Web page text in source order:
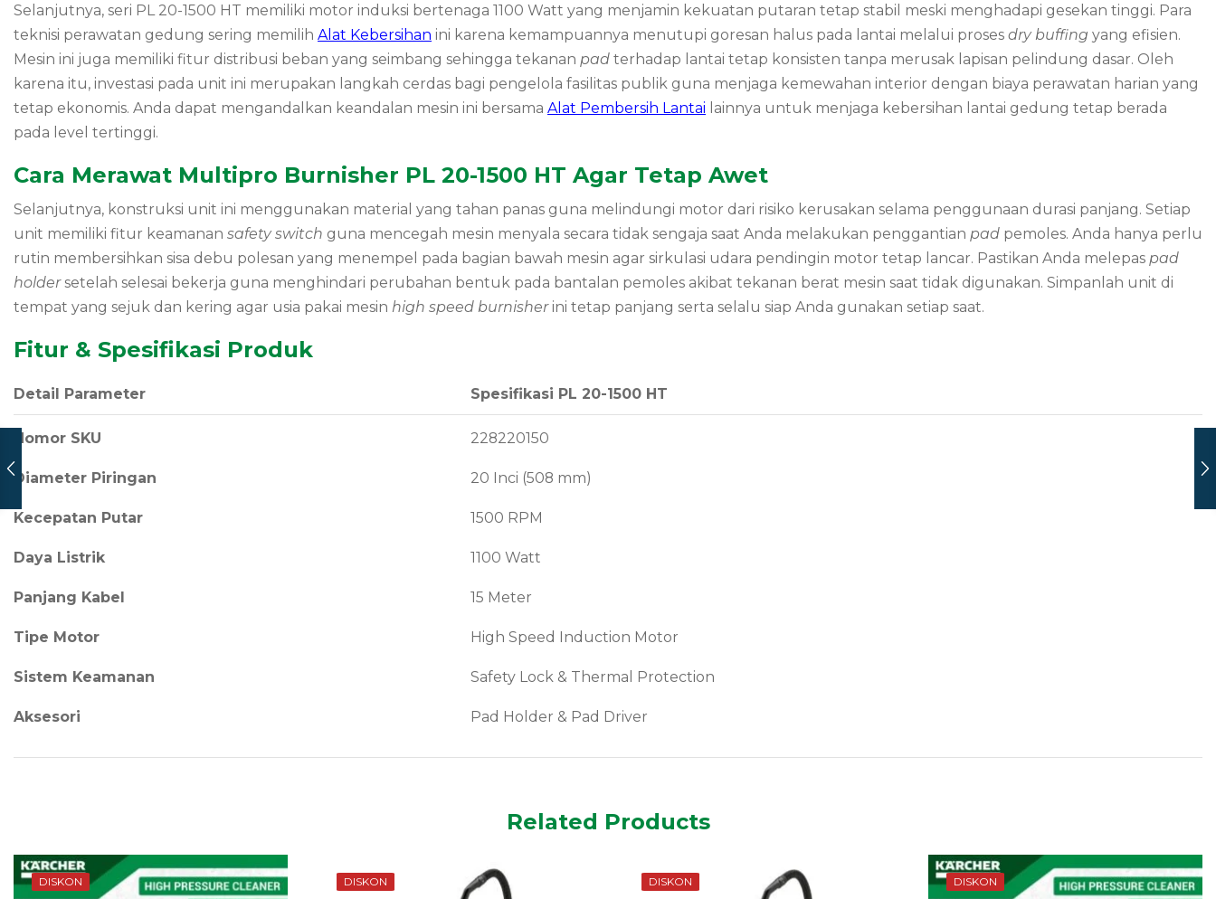
Selanjutnya, seri PL 20-1500 HT memiliki motor induksi bertenaga 1100 Watt yang menjamin kekuatan putaran tetap stabil meski menghadapi gesekan tinggi. Para
teknisi perawatan gedung sering memilih Alat Kebersihan ini karena kemampuannya menutupi goresan halus pada lantai melalui proses dry buffing yang efisien.
Mesin ini juga memiliki fitur distribusi beban yang seimbang sehingga tekanan pad terhadap lantai tetap konsisten tanpa merusak lapisan pelindung dasar. Oleh
karena itu, investasi pada unit ini merupakan langkah cerdas bagi pengelola fasilitas publik guna menjaga kemewahan interior dengan biaya perawatan harian yang
tetap ekonomis. Anda dapat mengandalkan keandalan mesin ini bersama Alat Pembersih Lantai lainnya untuk menjaga kebersihan lantai gedung tetap berada
pada level tertinggi.
Cara Merawat Multipro Burnisher PL 20-1500 HT Agar Tetap Awet
Selanjutnya, konstruksi unit ini menggunakan material yang tahan panas guna melindungi motor dari risiko kerusakan selama penggunaan durasi panjang. Setiap
unit memiliki fitur keamanan safety switch guna mencegah mesin menyala secara tidak sengaja saat Anda melakukan penggantian pad pemoles. Anda hanya perlu
rutin membersihkan sisa debu polesan yang menempel pada bagian bawah mesin agar sirkulasi udara pendingin motor tetap lancar. Pastikan Anda melepas pad
holdersetelah selesai bekerja guna menghindari perubahan bentuk pada bantalan pemoles akibat tekanan berat mesin saat tidak digunakan. Simpanlah unit di
tempat yang sejuk dan kering agar usia pakai mesin high speed burnisherini tetap panjang serta selalu siap Anda gunakan setiap saat.
Fitur & Spesifikasi Produk
Detail Parameter Spesifikasi PL 20-1500 HT
Nomor SKU 228220150
Diameter Piringan 20 Inci (508 mm)
Kecepatan Putar 1500 RPM
Daya Listrik 1100 Watt
Panjang Kabel 15 Meter
Tipe Motor High Speed Induction Motor
Sistem Keamanan Safety Lock & Thermal Protection
Aksesori Pad Holder & Pad Driver
Related Products
DISKON DISKON DISKON DISKON